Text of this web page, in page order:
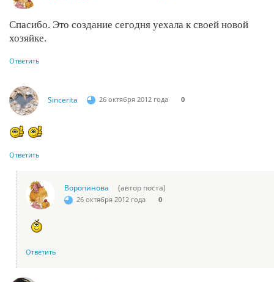
Спасибо. Это создание сегодня уехала к своей новой
хозяйке.
Ответить
Sincerita 26 октября 2012 года 0
Ответить
Воропинова (автор поста)
26 октября 2012 года 0
Ответить